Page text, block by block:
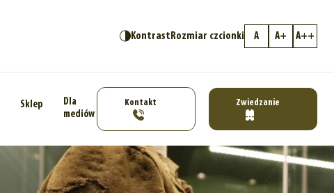
KontrastRozmiar czcionki A A+ A++
Sklep
Dla
mediów
Kontakt Zwiedzanie